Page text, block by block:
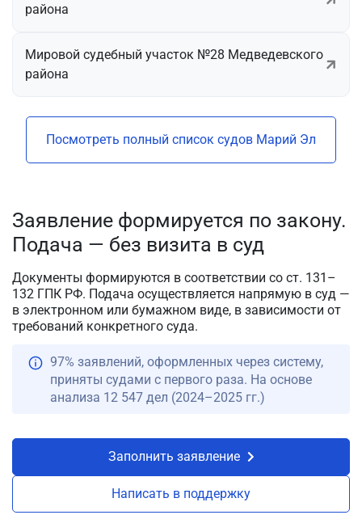
района
Мировой судебный участок №28 Медведевского
района
Посмотреть полный список судов Марий Эл
Заявление формируется по закону.
Подача — без визита в суд
Документы формируются в соответствии со ст. 131–
132 ГПК РФ. Подача осуществляется напрямую в суд —
в электронном или бумажном виде, в зависимости от
требований конкретного суда.
97% заявлений, оформленных через систему,
приняты судами с первого раза. На основе
анализа 12 547 дел (2024–2025 гг.)
Заполнить заявление
Написать в поддержку